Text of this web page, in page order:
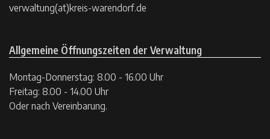
verwaltung(at)kreis-warendorf.de
Allgemeine Öffnungszeiten der Verwaltung
Montag-Donnerstag: 8.00 - 16.00 Uhr
Freitag: 8.00 - 14.00 Uhr
Oder nach Vereinbarung.